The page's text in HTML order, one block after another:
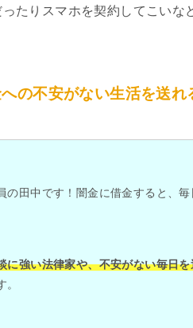
たりスマホを契約してこいな
の不安がない生活を送れ
の田中です！闇金に借金すると、
に強い法律家や、不安がない毎日